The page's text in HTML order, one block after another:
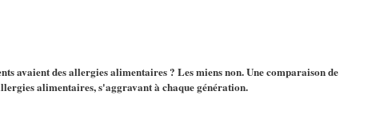
avaient des allergies alimentaires ? Les miens non. Une comparaison de
alimentaires, s'aggravant à chaque génération.